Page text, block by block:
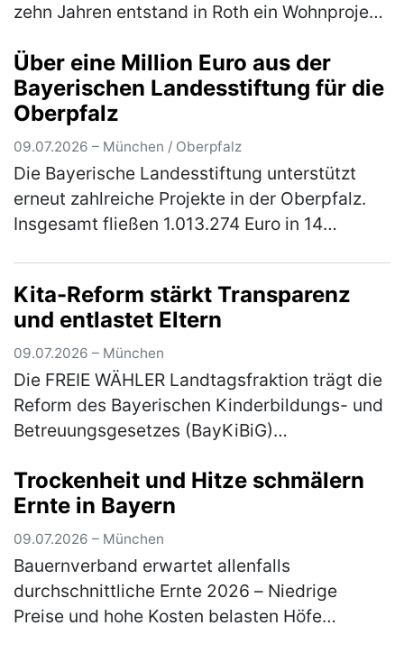
zehn Jahren entstand in Roth ein Wohnprojekt,
schließt: die „Grenzgänger“. Die Außenwo…
(mehr)
Über eine Million Euro aus der
Bayerischen Landesstiftung für die
Oberpfalz
09.07.2026 – München / Oberpfalz
Die Bayerische Landesstiftung unterstützt
erneut zahlreiche Projekte in der Oberpfalz.
Insgesamt fließen 1.013.274 Euro in 14
Kita-Reform stärkt Transparenz
und entlastet Eltern
09.07.2026 – München
Die FREIE WÄHLER Landtagsfraktion trägt die
Reform des Bayerischen Kinderbildungs- und
Betreuungsgesetzes (BayKiBiG)
Landtagsabgeordneter der FREIEN WÄHLER
a…(mehr)
Trockenheit und Hitze schmälern
Ernte in Bayern
09.07.2026 – München
Bauernverband erwartet allenfalls
durchschnittliche Ernte 2026 – Niedrige
Preise und hohe Kosten belasten Höfe